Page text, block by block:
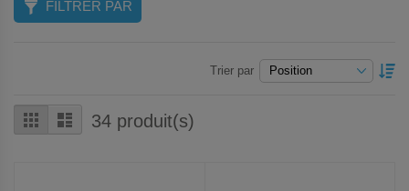
Grille Liste34 produit(s)
Trier par
FILTRER PAR